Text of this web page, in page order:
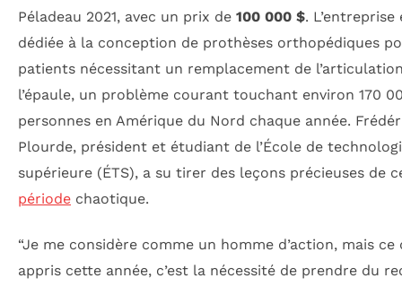
Péladeau 2021, avec un prix de 100 000 $. L’entreprise
dédiée à la conception de prothèses orthopédiques
patients nécessitant un remplacement de
l’épaule, un problème courant touchant environ 170
personnes en Amérique du Nord chaque année.
Plourde, président et étudiant de l’École de
supérieure (ÉTS), a su tirer des leçons précieuses de
période chaotique.
“Je me considère comme un homme d’action, mais ce
appris cette année, c’est la nécessité de prendre du